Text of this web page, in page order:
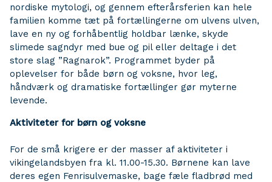
nordiske mytologi, og gennem efterårsferien kan hele
familien komme tæt på fortællingerne om ulvens ulven,
lave en ny og forhåbentlig holdbar lænke, skyde
slimede sagndyr med bue og pil eller deltage i det
store slag ”Ragnarok”. Programmet byder på
oplevelser for både børn og voksne, hvor leg,
håndværk og dramatiske fortællinger gør myterne
levende.
Aktiviteter for børn og voksne
For de små krigere er der masser af aktiviteter i
vikingelandsbyen fra kl. 11.00-15.30. Børnene kan lave
deres egen Fenrisulvemaske, bage fæle fladbrød med